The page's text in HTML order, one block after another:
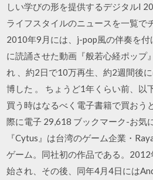
しい学びの形を提供するデジタルI
ライフスタイルのニュースを一覧で
2010年9月には、j-pop風の伴奏を付
に読誦させた動画『般若心経ポップ
れ 、約2日で10万再生、約2週間後
博した 。 ちょうど1年くらい前、以
買う時はなるべく電子書籍で買おう
際に電子 29,618 ブックマーク-お気
『Cytus』は台湾のゲーム企業・
ゲーム。同社初の作品である。
始され、その後、同年4月4日には